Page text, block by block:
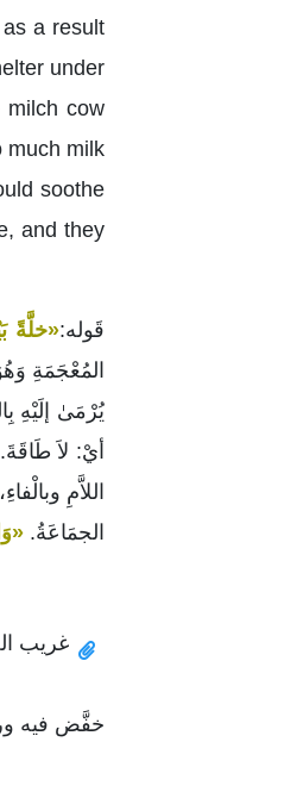
a result
under
milch cow
much milk
soothe
and they
قَوله:«خلَّةً
المُعْجَمَةِ
يُرْمَىٰ إلَيْهِ
أيْ: لاَ طَاقَةَ.
اللاَّمِ
الجمَاعَةُ.
غريب
خفَّض فيه